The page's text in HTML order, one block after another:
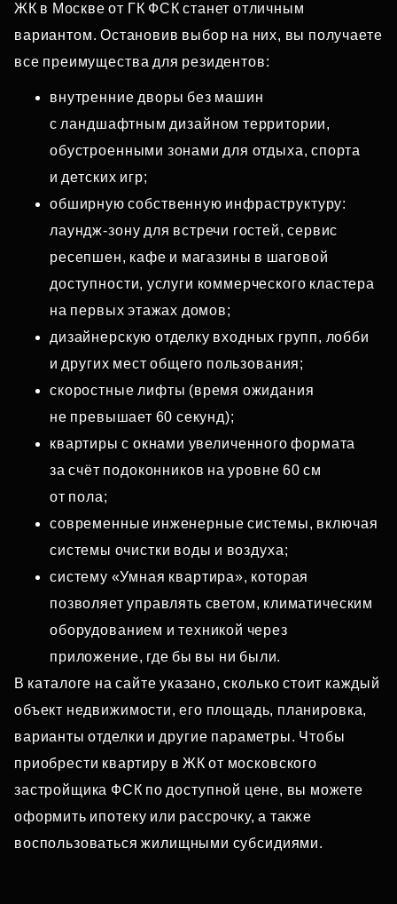
ЖК в Москве от ГК ФСК станет отличным
вариантом. Остановив выбор на них, вы получаете
все преимущества для резидентов:
внутренние дворы без машин
с ландшафтным дизайном территории,
обустроенными зонами для отдыха, спорта
и детских игр;
обширную собственную инфраструктуру:
лаундж‑зону для встречи гостей, сервис
ресепшен, кафе и магазины в шаговой
доступности, услуги коммерческого кластера
на первых этажах домов;
дизайнерскую отделку входных групп, лобби
и других мест общего пользования;
скоростные лифты (время ожидания
не превышает 60 секунд);
квартиры с окнами увеличенного формата
за счёт подоконников на уровне 60 см
от пола;
современные инженерные системы, включая
системы очистки воды и воздуха;
систему «Умная квартира», которая
позволяет управлять светом, климатическим
оборудованием и техникой через
приложение, где бы вы ни были.
В каталоге на сайте указано, сколько стоит каждый
объект недвижимости, его площадь, планировка,
варианты отделки и другие параметры. Чтобы
приобрести квартиру в ЖК от московского
застройщика ФСК по доступной цене, вы можете
оформить ипотеку или рассрочку, а также
воспользоваться жилищными субсидиями.